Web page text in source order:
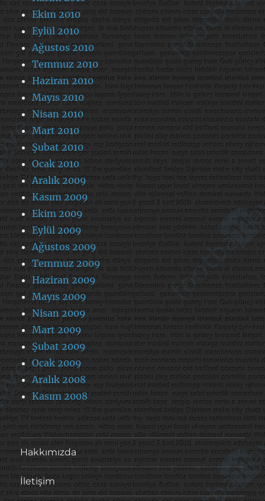
Ekim 2010
Eylül 2010
Ağustos 2010
Temmuz 2010
Haziran 2010
Mayıs 2010
Nisan 2010
Mart 2010
Şubat 2010
Ocak 2010
Aralık 2009
Kasım 2009
Ekim 2009
Eylül 2009
Ağustos 2009
Temmuz 2009
Haziran 2009
Mayıs 2009
Nisan 2009
Mart 2009
Şubat 2009
Ocak 2009
Aralık 2008
Kasım 2008
Hakkımızda
İletişim